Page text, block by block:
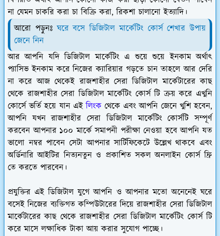
না যেমন চাকরি করা চা বিক্রি করা, রিকশা চালানো ইত্যাদি।
আরো পড়ুনঃঘরে বসে ডিজিটাল মার্কেটিং কোর্স শেখার উপায়
জেনে নিন
আর আপনি যদি ডিজিটাল মার্কেটিং এ শুয়ে শুয়ে ইনকাম অর্থাৎ
প্যাসিভ ইনকাম করে নিজের ক্যারিয়ার গড়তে চান তাহলে আর দেরি
না করে আজ থেকেই রাজশাহীর সেরা ডিজিটাল মার্কেটারের কাছ
থেকে রাজশাহীর সেরা ডিজিটাল মার্কেটিং কোর্স টি ক্রয় করে এখুনি
কোর্সে ভর্তি হয়ে যান এইলিংকথেকে এবং আপনি জেনে খুশি হবেন,
আপনি যখন রাজশাহীর সেরা ডিজিটাল মার্কেটিং কোর্সটি সম্পূর্ণ
করবেন আপনার ১০০ মার্কে সমাপনী পরীক্ষা নেওয়া হবে আপনি যত
ভালো নম্বর পাবেন সেটা আপনার সার্টিফিকেটে উল্লেখ থাকবে এবং
অর্ডিনারি আইটির নিত্যনতুন ও প্রকাশিত সকল অনলাইন কোর্স ফ্রি
তে করতে পারবেন।
প্রযুক্তির এই ডিজিটাল যুগে আপনি ও আপনার মতো অনেনেই ঘরে
বসেই নিজের ব্যক্তিগত কম্পিউটারের দিয়ে রাজশাহীর সেরা ডিজিটাল
মার্কেটারের কাছ থেকে রাজশাহীর সেরা ডিজিটাল মার্কেটিং কোর্স টি
করে মাসে লক্ষাধিক টাকা আয় করার সুযোগ পাচ্ছে।